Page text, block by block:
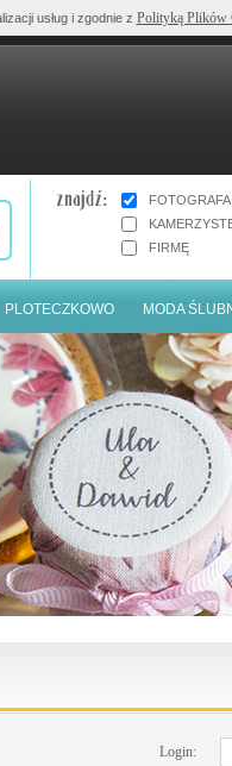
FOTOGRAFA
FIRMĘ
PLOTECZKOWO MODA
Login:
usług i zgodnie z Polityką Plików